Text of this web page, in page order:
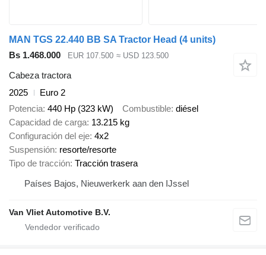
MAN TGS 22.440 BB SA Tractor Head (4 units)
Bs 1.468.000
EUR 107.500 ≈ USD 123.500
Cabeza tractora
2025
Euro 2
Potencia 440 Hp (323 kW) Combustible diésel
Capacidad de carga 13.215 kg
Configuración del eje 4x2
Suspensión resorte/resorte
Tipo de tracción Tracción trasera
Países Bajos, Nieuwerkerk aan den IJssel
Van Vliet Automotive B.V.